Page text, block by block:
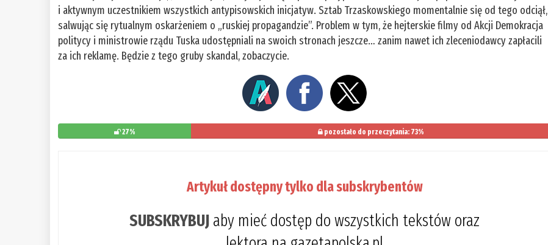
i aktywnym uczestnikiem wszystkich antypisowskich inicjatyw. Sztab Trzaskowskiego momentalnie się od tego odciął,
salwując się rytualnym oskarżeniem o „ruskiej propagandzie”. Problem w tym, że hejterskie filmy od Akcji Demokracja
politycy i ministrowie rządu Tuska udostępniali na swoich stronach jeszcze… zanim nawet ich zleceniodawcy zapłacili
za ich reklamę. Będzie z tego gruby skandal, zobaczycie.
27% pozostało do przeczytania: 73%
Artykuł dostępny tylko dla subskrybentów
SUBSKRYBUJ aby mieć dostęp do wszystkich tekstów oraz